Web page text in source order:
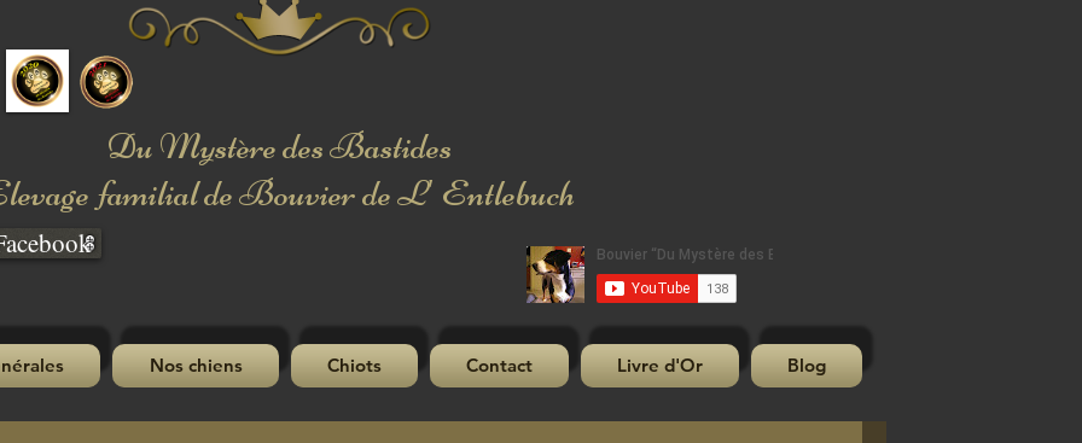
Du Mystère des Bastides
familial de Bouvier de L' Entlebuch
Nos chiens Chiots Contact Livre d'Or Blog